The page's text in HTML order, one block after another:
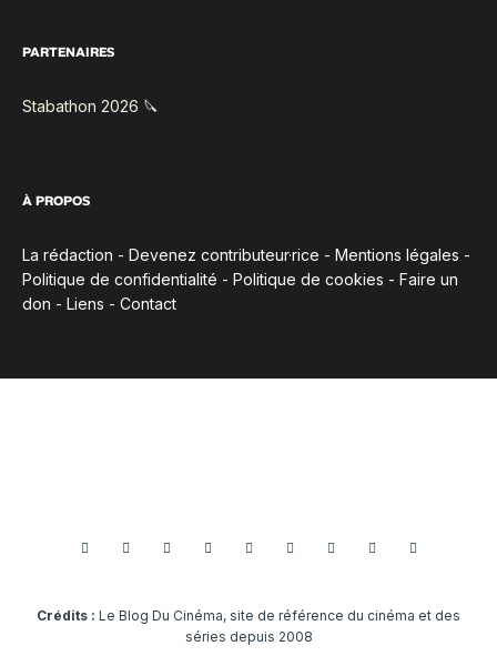
PARTENAIRES
Stabathon 2026 🔪
À PROPOS
La rédaction - Devenez contributeur·rice - Mentions légales -
Politique de confidentialité - Politique de cookies - Faire un
don - Liens - Contact
Crédits : Le Blog Du Cinéma, site de référence du cinéma et des
séries depuis 2008